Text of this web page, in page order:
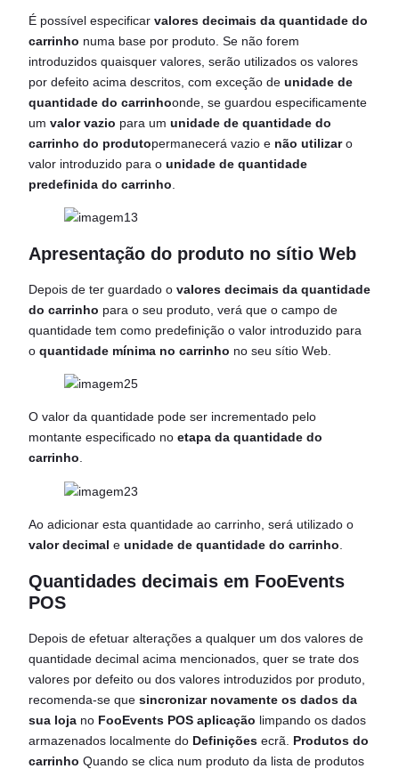
É possível especificar valores decimais da quantidade do
carrinho numa base por produto. Se não forem
introduzidos quaisquer valores, serão utilizados os valores
por defeito acima descritos, com exceção de unidade de
quantidade do carrinhoonde, se guardou especificamente
um valor vazio para um unidade de quantidade do
carrinho do produtopermanecerá vazio e não utilizaro
valor introduzido para o unidade de quantidade
predefinida do carrinho
Apresentação do produto no sítio Web
Depois de ter guardado o valores decimais da quantidade
do carrinho para o seu produto, verá que o campo de
quantidade tem como predefinição o valor introduzido para
o quantidade mínima no carrinho no seu sítio Web.
O valor da quantidade pode ser incrementado pelo
montante especificado no etapa da quantidade do
carrinho.
Ao adicionar esta quantidade ao carrinho, será utilizado o
valor decimal e unidade de quantidade do carrinho.
Quantidades decimais em FooEvents
POS
Depois de efetuar alterações a qualquer um dos valores de
quantidade decimal acima mencionados, quer se trate dos
valores por defeito ou dos valores introduzidos por produto,
recomenda-se que sincronizar novamente os dados da
sua loja no FooEvents POS aplicação limpando os dados
armazenados localmente do Definições ecrã. Produtos do
carrinho Quando se clica num produto da lista de produtos